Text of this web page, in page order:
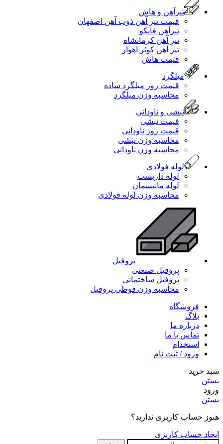
تیرآهن و هاش
قیمت تیر آهن ذوب آهن اصفهان
تیرآهن فایکو
تیر آهن کرمانشاه
تیر آهن کوثر اهواز
قیمت هاش
میلگرد
قیمت روز میلگرد ساده
محاسبه وزن میلگرد
نبشی و ناودانی
قیمت نبشی
قیمت روز ناودانی
محاسبه وزن نبشی
محاسبه وزن ناودانی
لوله فولادی
لوله داربست
لوله مانیسمان
محاسبه وزن لوله فولادی
پروفیل
پروفیل صنعتی
پروفیل ساختمانی
محاسبه وزن قوطی پروفیل
فروشگاه
بلاگ
درباره ما
تماس با ما
استخدام
ورود / ثبت نام
سبد خرید
بستن
ورود
بستن
هنوز حساب کاربری ندارید؟
ایجاد حساب کاربری